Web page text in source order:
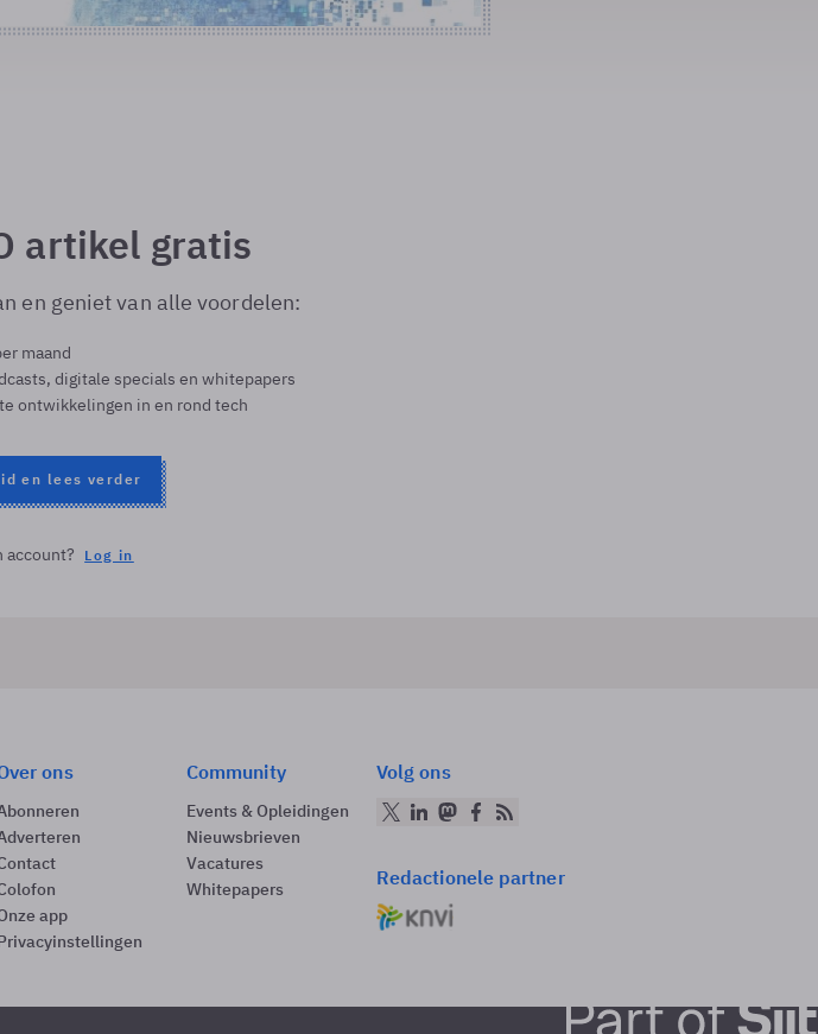
artikel gratis
en geniet van alle voordelen:
maand
digitale specials en whitepapers
ontwikkelingen in en rond tech
en lees verder
account? Log in
ons
app
Community
Events & Opleidingen
Nieuwsbrieven
Vacatures
Whitepapers
Volg ons
Redactionele partner